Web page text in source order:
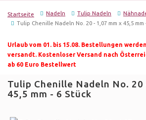
Startseite Nadeln Tulip Nadeln
Tulip Chenille Nadeln No. 20 - 1,07 mm x 45,5 mm
Urlaub vom 01. bis 15.08. Bestellungen
versandt. Kostenloser Versand nach
ab 60 Euro Bestellwert
Tulip Chenille Nadeln No. 20
45,5 mm - 6 Stück